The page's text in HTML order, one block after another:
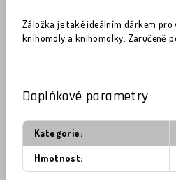
Záložka je také ideálním dárkem pro
knihomoly a knihomolky. Zaručeně
Doplňkové parametry
Kategorie:
Hmotnost: